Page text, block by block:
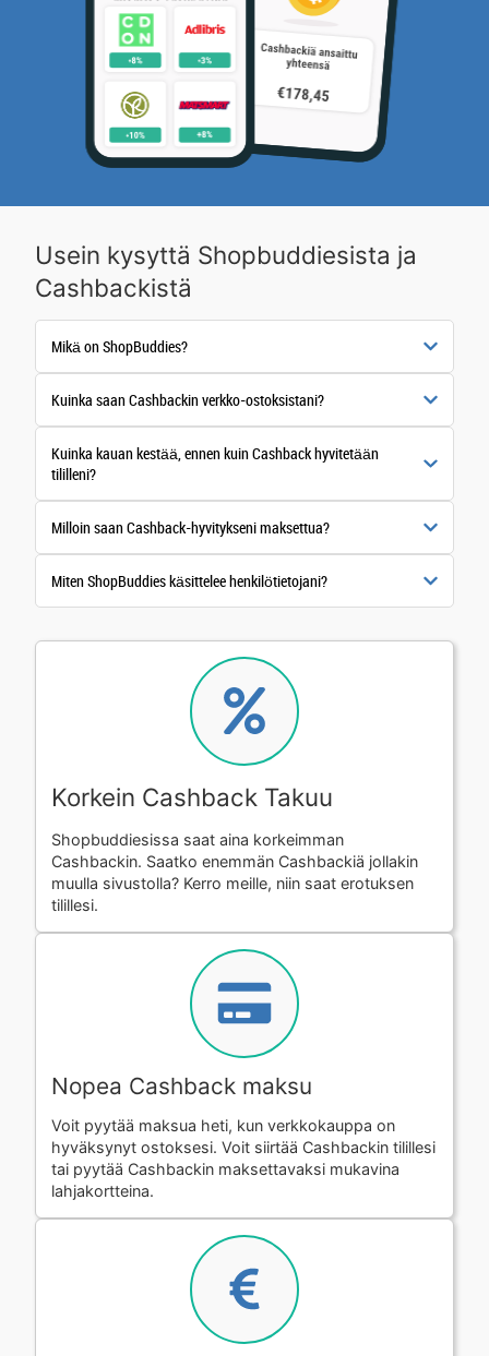
Usein kysyttä Shopbuddiesista ja
Cashbackistä
Mikä on ShopBuddies?
Kuinka saan Cashbackin verkko-ostoksistani?
Kuinka kauan kestää, ennen kuin Cashback hyvitetään
tililleni?
Milloin saan Cashback-hyvitykseni maksettua?
Miten ShopBuddies käsittelee henkilötietojani?
Korkein Cashback Takuu
Shopbuddiesissa saat aina korkeimman
Cashbackin. Saatko enemmän Cashbackiä jollakin
muulla sivustolla? Kerro meille, niin saat erotuksen
tilillesi.
Nopea Cashback maksu
Voit pyytää maksua heti, kun verkkokauppa on
hyväksynyt ostoksesi. Voit siirtää Cashbackin tilillesi
tai pyytää Cashbackin maksettavaksi mukavina
lahjakortteina.